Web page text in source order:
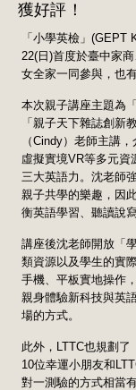
獲好評！
「小學英檢」(GEPT
22(日)首度於臺中家
女全家一同參與，也
本次親子講座主題為
「親子天下雜誌創新
（Cindy）老師主講
虛擬實境VR等多元資
三大英語力。沈老師
親子共學的樂趣，因
衡英語學習、聽讀說
講座後沈老師開放「
類資源以及學生的實
手機、平板實地操作
親身體驗新科技與英
場的方式。
此外，LTTC也規劃
10位幸運小朋友和
對一測驗的方式相當